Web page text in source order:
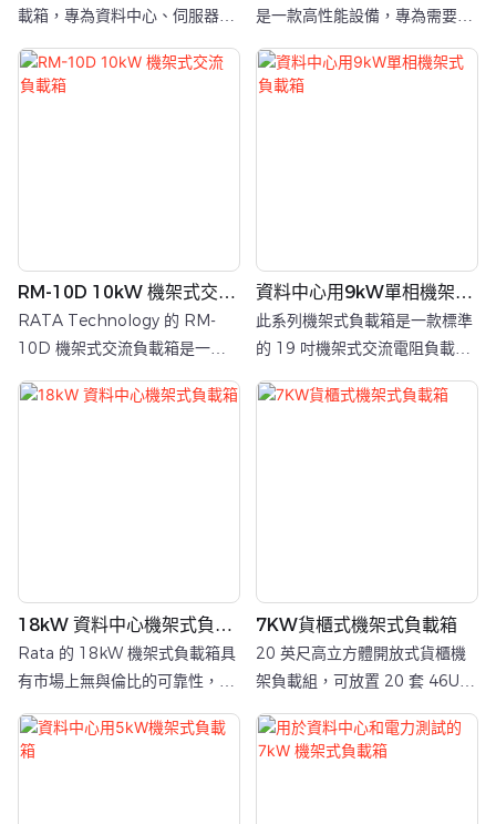
載箱，專為資料中心、伺服器機
櫃、電源系統和邊緣運算場景而
設計。它採用標準的8U機架式結
構，並配備IEC 60320接口，適
是一款高性能設備，專為需要精
確熱模擬和功率測試的場景而設
計，例如資料中心和實驗室。它
採用先進的液冷技術，可在緊湊
RM-10D 10kW 機架式交流
負載箱
RATA Technology 的 RM-
10D 機架式交流負載箱是一款
高效能、節省空間的解決方案，
專為資料中心、UPS 系統、發電
模擬。
資料中心用9kW單相機架式
負載箱
此系列機架式負載箱是一款標準
的 19 吋機架式交流電阻負載設
備，專為資料中心和關鍵電力基
礎架構設計，可精確、可控且可
18kW 資料中心機架式負載
箱
Rata 的 18kW 機架式負載箱具
有市場上無與倫比的可靠性，專
為支援設施內的氣流測試和冷卻
系統驗證而設計。
7KW貨櫃式機架式負載箱
20 英尺高立方體開放式貨櫃機
架負載組，可放置 20 套 46U
機架，每組機架包含 7 套 7kw
機架負載組，易於移動和運輸。